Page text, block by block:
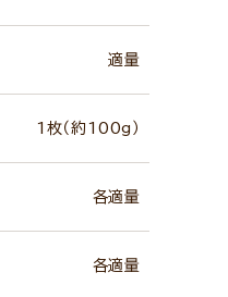
適量
1枚（約100g）
各適量
各適量